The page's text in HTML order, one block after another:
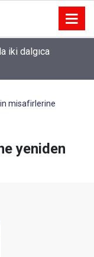
iki dalgıca
misafirlerine
yeniden